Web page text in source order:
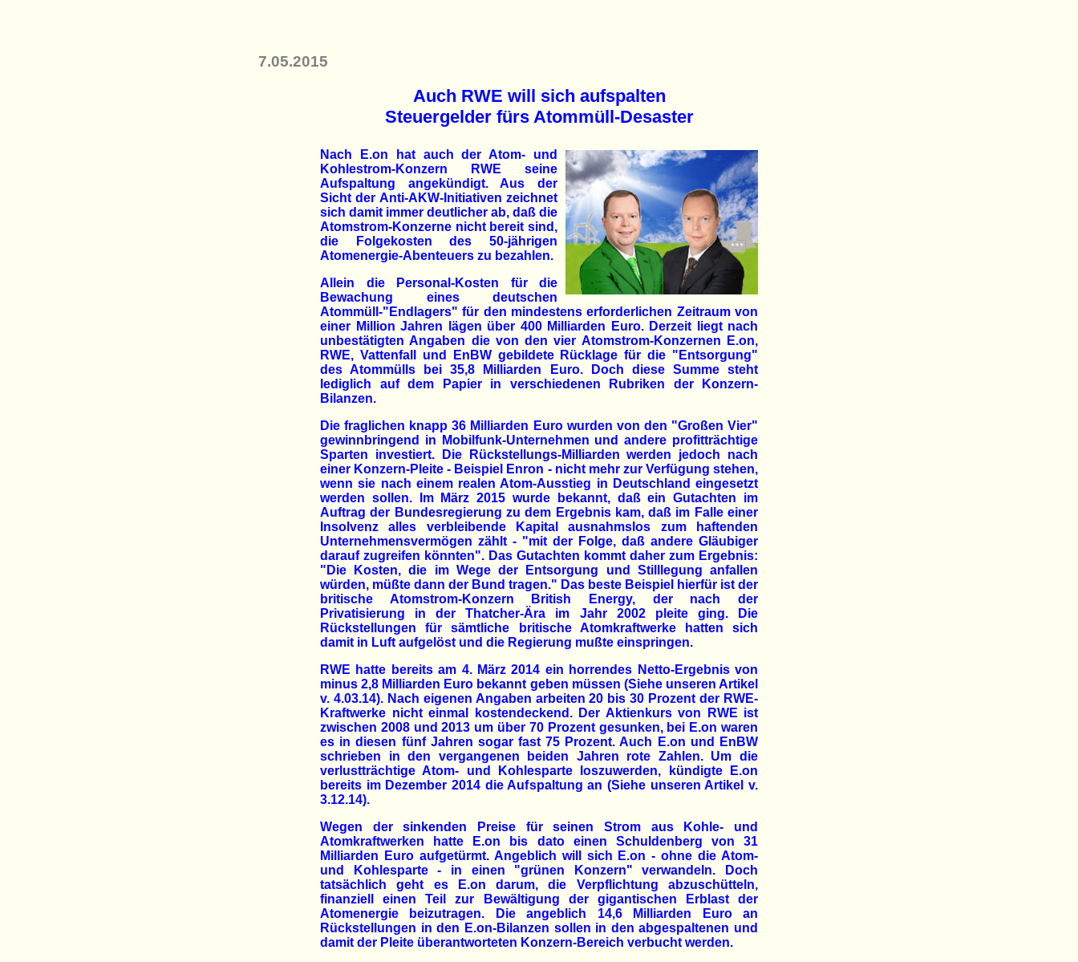
7.05.2015
Auch RWE will sich aufspalten
Steuergelder fürs Atommüll-Desaster
Nach E.on hat auch der Atom- und
Kohlestrom-Konzern RWE seine
Aufspaltung angekündigt. Aus der
Sicht der Anti-AKW-Initiativen zeichnet
sich damit immer deutlicher ab, daß die
Atomstrom-Konzerne nicht bereit sind,
die Folgekosten des 50-jährigen
Atomenergie-Abenteuers zu bezahlen.
Allein die Personal-Kosten für die
Bewachung eines deutschen
Atommüll-"Endlagers" für den mindestens erforderlichen Zeitraum von
einer Million Jahren lägen über 400 Milliarden Euro. Derzeit liegt nach
unbestätigten Angaben die von den vier Atomstrom-Konzernen E.on,
RWE, Vattenfall und EnBW gebildete Rücklage für die "Entsorgung"
des Atommülls bei 35,8 Milliarden Euro. Doch diese Summe steht
lediglich auf dem Papier in verschiedenen Rubriken der Konzern-
Bilanzen.
Die fraglichen knapp 36 Milliarden Euro wurden von den "Großen Vier"
gewinnbringend in Mobilfunk-Unternehmen und andere profitträchtige
Sparten investiert. Die Rückstellungs-Milliarden werden jedoch nach
einer Konzern-Pleite - Beispiel Enron - nicht mehr zur Verfügung stehen,
wenn sie nach einem realen Atom-Ausstieg in Deutschland eingesetzt
werden sollen. Im März 2015 wurde bekannt, daß ein Gutachten im
Auftrag der Bundesregierung zu dem Ergebnis kam, daß im Falle einer
Insolvenz alles verbleibende Kapital ausnahmslos zum haftenden
Unternehmensvermögen zählt - "mit der Folge, daß andere Gläubiger
darauf zugreifen könnten". Das Gutachten kommt daher zum Ergebnis:
"Die Kosten, die im Wege der Entsorgung und Stilllegung anfallen
würden, müßte dann der Bund tragen." Das beste Beispiel hierfür ist der
britische Atomstrom-Konzern British Energy, der nach der
Privatisierung in der Thatcher-Ära im Jahr 2002 pleite ging. Die
Rückstellungen für sämtliche britische Atomkraftwerke hatten sich
damit in Luft aufgelöst und die Regierung mußte einspringen.
RWE hatte bereits am 4. März 2014 ein horrendes Netto-Ergebnis von
minus 2,8 Milliarden Euro bekannt geben müssen (Siehe unseren Artikel
v. 4.03.14). Nach eigenen Angaben arbeiten 20 bis 30 Prozent der RWE-
Kraftwerke nicht einmal kostendeckend. Der Aktienkurs von RWE ist
zwischen 2008 und 2013 um über 70 Prozent gesunken, bei E.on waren
es in diesen fünf Jahren sogar fast 75 Prozent. Auch E.on und EnBW
schrieben in den vergangenen beiden Jahren rote Zahlen. Um die
verlustträchtige Atom- und Kohlesparte loszuwerden, kündigte E.on
bereits im Dezember 2014 die Aufspaltung an (Siehe unseren Artikel v.
3.12.14).
Wegen der sinkenden Preise für seinen Strom aus Kohle- und
Atomkraftwerken hatte E.on bis dato einen Schuldenberg von 31
Milliarden Euro aufgetürmt. Angeblich will sich E.on - ohne die Atom-
und Kohlesparte - in einen "grünen Konzern" verwandeln. Doch
tatsächlich geht es E.on darum, die Verpflichtung abzuschütteln,
finanziell einen Teil zur Bewältigung der gigantischen Erblast der
Atomenergie beizutragen. Die angeblich 14,6 Milliarden Euro an
Rückstellungen in den E.on-Bilanzen sollen in den abgespaltenen und
damit der Pleite überantworteten Konzern-Bereich verbucht werden.